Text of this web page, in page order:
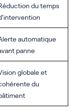
du temps
automatique
panne
globale et
du